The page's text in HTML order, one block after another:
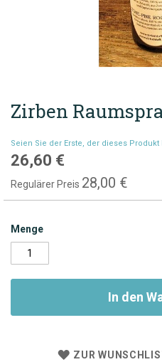
Zum
Anfang
springen
Zirben
Seien Sie der Erste, der dieses Produkt
Sonderpreis
26,60 €
Regulärer Preis 28,00 €
Menge
In den
ZUR